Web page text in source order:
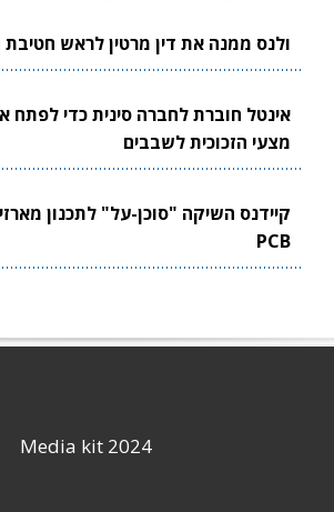
ולנס ממנה את דין מרטין לראש חטיבת
אינטל חוברת לחברה סינית כדי
מצעי הזכוכית לשבבים
קיידנס השיקה "סוכן-על" לתכנון
PCB
Media kit 2024